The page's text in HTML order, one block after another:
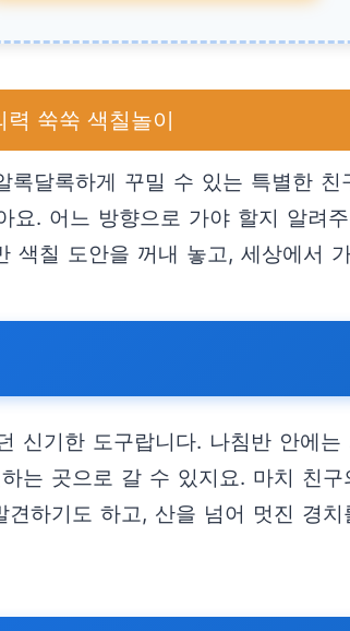
쑥쑥 색칠놀이
달록하게 꾸밀 수 있는 특별한 친
. 어느 방향으로 가야 할지 알려
색칠 도안을 꺼내 놓고, 세상에서
신기한 도구랍니다. 나침반 안에
는 곳으로 갈 수 있지요. 마치 친
하기도 하고, 산을 넘어 멋진 경